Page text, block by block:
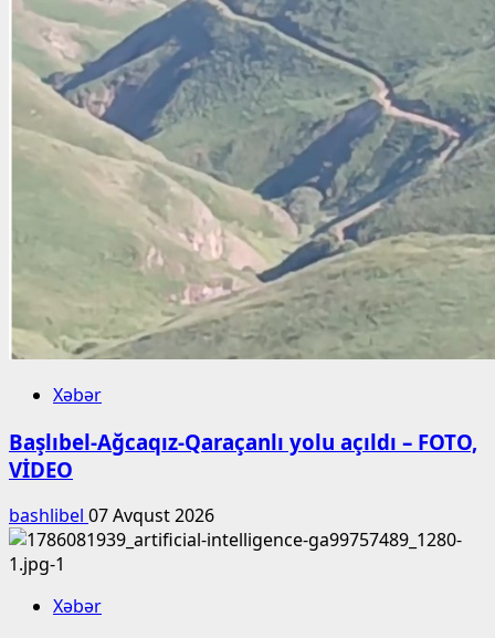
Xəbər
Başlıbel-Ağcaqız-Qaraçanlı yolu açıldı – FOTO,
VİDEO
bashlibel 07 Avqust 2026
Xəbər